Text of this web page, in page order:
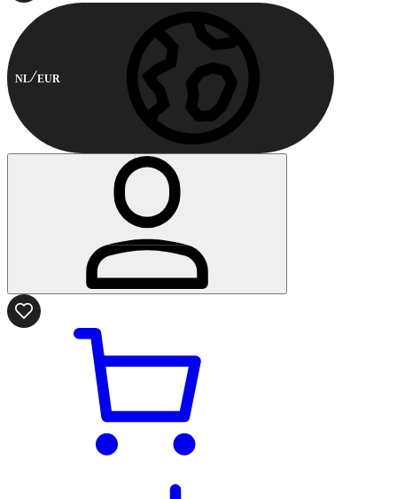
NL EUR